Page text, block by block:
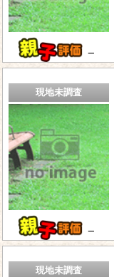
－
現地未調査
－
現地未調査